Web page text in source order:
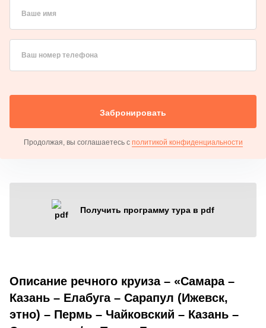
Ваше имя
Ваш номер телефона
Забронировать
Продолжая, вы соглашаетесь с политикой конфиденциальности
Получить программу тура в pdf
Описание речного круиза – «Самара –
Казань – Елабуга – Сарапул (Ижевск,
этно) – Пермь – Чайковский – Казань –